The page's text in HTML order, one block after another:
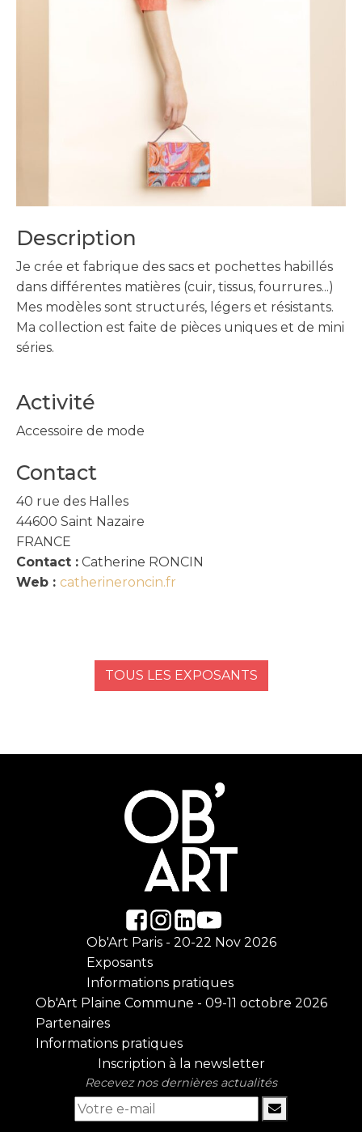
Description
Je crée et fabrique des sacs et pochettes habillés
dans différentes matières (cuir, tissus, fourrures...)
Mes modèles sont structurés, légers et résistants.
Ma collection est faite de pièces uniques et de mini
séries.
Activité
Accessoire de mode
Contact
40 rue des Halles
44600 Saint Nazaire
FRANCE
Contact : Catherine RONCIN
Web : catherineroncin.fr
TOUS LES EXPOSANTS
Ob'Art Paris - 20-22 Nov 2026
Exposants
Informations pratiques
Ob'Art Plaine Commune - 09-11 octobre 2026
Partenaires
Informations pratiques
Inscription à la newsletter
Recevez nos dernières actualités